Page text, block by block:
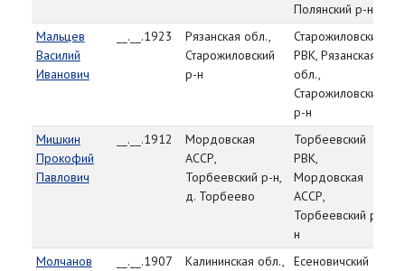
Полянский р-н
Мальцев
Василий
Иванович
__.__.1923
Рязанская обл.,
Старожиловский
р-н
Старожиловский
РВК, Рязанская
обл.,
Старожиловский
р-н
Мишкин
Прокофий
Павлович
__.__.1912
Мордовская
АССР,
Торбеевский р-н,
д. Торбеево
Торбеевский
РВК,
Мордовская
АССР,
Торбеевский р-
н
Молчанов
__.__.1907
Калининская обл.,
Есеновичский